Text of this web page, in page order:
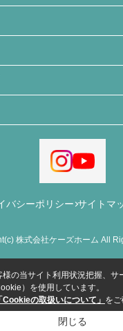
バシーポリシー サイトマ
株式会社ケーズホーム All
の当サイト利用状況把握、サ
）を使用しています。
「Cookieの取扱いについて」 をご
閉じる